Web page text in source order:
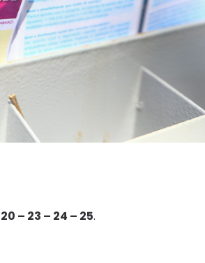
20 – 23 – 24 – 25.